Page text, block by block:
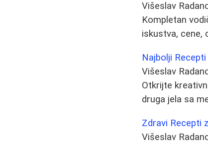
Višeslav
Kompletan
iskustva, cene,
Najbolji
Višeslav
Otkrijte
druga jela sa
Zdravi Recepti
Višeslav